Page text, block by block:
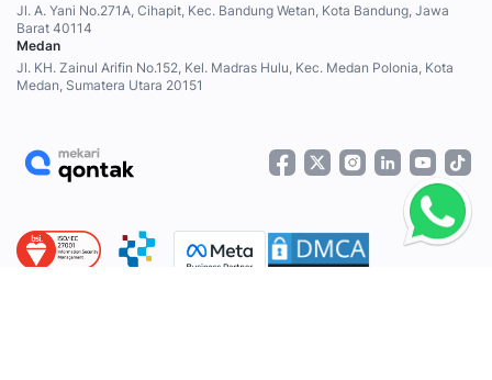
Jl. A. Yani No.271A, Cihapit, Kec. Bandung Wetan, Kota Bandung, Jawa
Barat 40114
Medan
Jl. KH. Zainul Arifin No.152, Kel. Madras Hulu, Kec. Medan Polonia, Kota
Medan, Sumatera Utara 20151